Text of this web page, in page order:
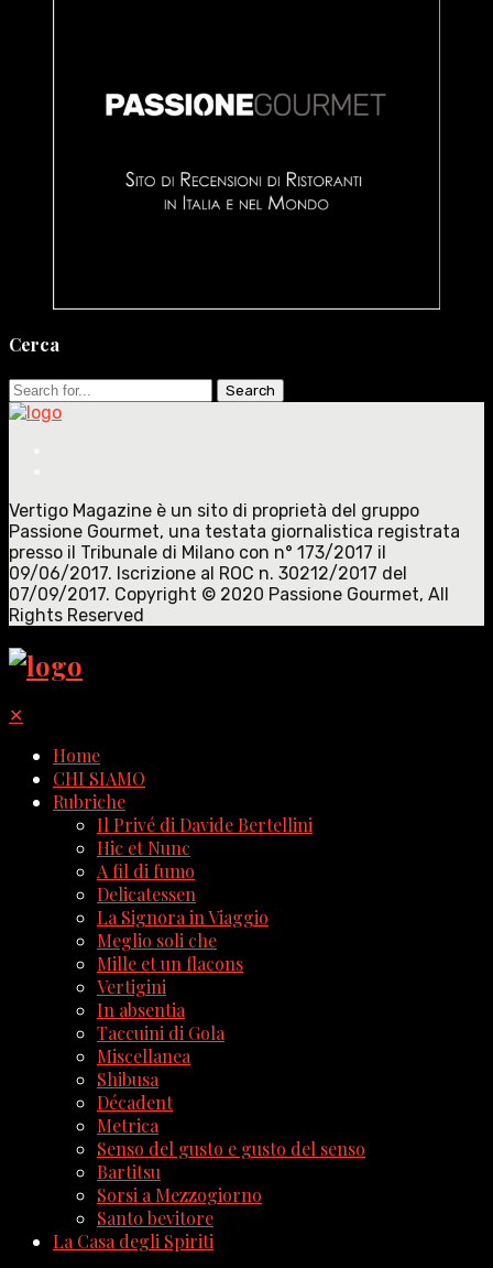
Cerca
Search
for:
Vertigo Magazine è un sito di proprietà del gruppo
Passione Gourmet, una testata giornalistica registrata
presso il Tribunale di Milano con n° 173/2017 il
09/06/2017. Iscrizione al ROC n. 30212/2017 del
07/09/2017. Copyright © 2020 Passione Gourmet, All
Rights Reserved
✕
Home
CHI SIAMO
Rubriche
Il Privé di Davide Bertellini
Hic et Nunc
A fil di fumo
Delicatessen
La Signora in Viaggio
Meglio soli che
Mille et un flacons
Vertigini
In absentia
Taccuini di Gola
Miscellanea
Shibusa
Décadent
Metrica
Senso del gusto e gusto del senso
Bartitsu
Sorsi a Mezzogiorno
Santo bevitore
La Casa degli Spiriti